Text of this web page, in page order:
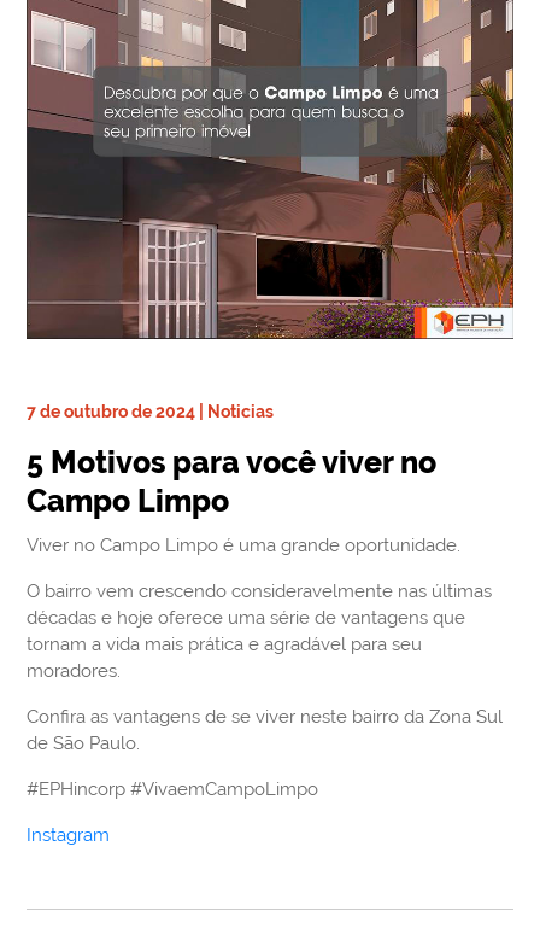
7 de outubro de 2024 | Noticias
5 Motivos para você viver no
Campo Limpo
Viver no Campo Limpo é uma grande oportunidade.
O bairro vem crescendo consideravelmente nas últimas
décadas e hoje oferece uma série de vantagens que
tornam a vida mais prática e agradável para seu
moradores.
Confira as vantagens de se viver neste bairro da Zona Sul
de São Paulo.
#EPHincorp #VivaemCampoLimpo
Instagram